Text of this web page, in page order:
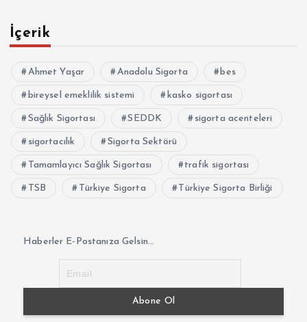
İçerik
Ahmet Yaşar Anadolu Sigorta bes
bireysel emeklilik sistemi kasko sigortası
Sağlık Sigortası SEDDK sigorta acenteleri
sigortacılık Sigorta Sektörü
Tamamlayıcı Sağlık Sigortası trafik sigortası
TSB Türkiye Sigorta Türkiye Sigorta Birliği
Haberler E-Postanıza Gelsin...